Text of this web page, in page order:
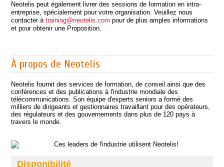
Neotelis peut également livrer des sessions de formation en intra-
entreprise, spécialement pour votre organisation. Veuillez nous
contacter à training@neotelis.com pour de plus amples informations
et pour obtenir une Proposition.
À propos de Neotelis
Neotelis fournit des services de formation, de conseil ainsi que des
conférences et des publications à l'industrie mondiale des
télécommunications. Son équipe d'experts seniors a formé des
milliers de dirigeants et gestionnaires travaillant pour des opérateurs,
des régulateurs et des gouvernements dans plus de 120 pays à
travers le monde.
Disponibilité